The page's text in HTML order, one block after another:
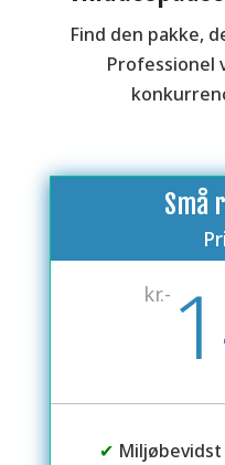
Find den pakke,
Professionel
Små
kr.-
✔